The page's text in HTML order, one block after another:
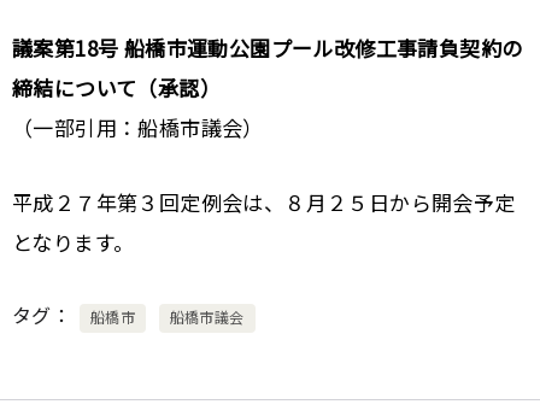
議案第18号 船橋市運動公園プール改修工事請負契約の
締結について（承認）
（一部引用：船橋市議会）
平成２７年第３回定例会は、８月２５日から開会予定
となります。
タグ 船橋市 船橋市議会